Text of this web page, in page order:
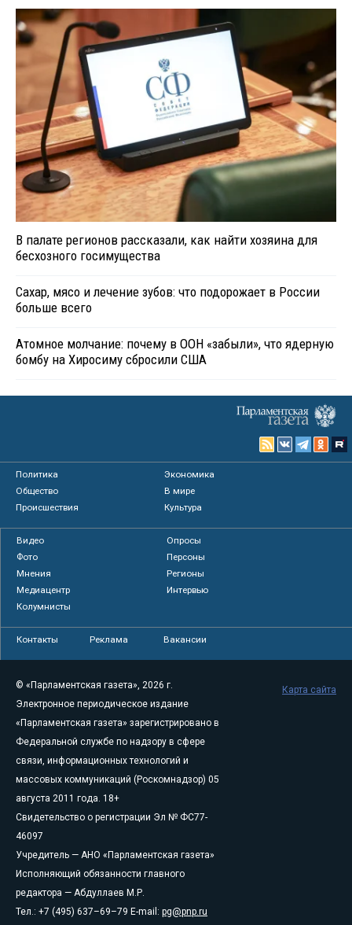
В палате регионов рассказали, как найти хозяина для
бесхозного госимущества
Сахар, мясо и лечение зубов: что подорожает в России
больше всего
Атомное молчание: почему в ООН «забыли», что ядерную
бомбу на Хиросиму сбросили США
Политика
Экономика
Общество
В мире
Происшествия
Культура
Видео
Опросы
Фото
Персоны
Мнения
Регионы
Медиацентр
Интервью
Колумнисты
Контакты Реклама Вакансии
© «Парламентская газета», 2026 г.
Электронное периодическое издание
«Парламентская газета» зарегистрировано в
Федеральной службе по надзору в сфере
связи, информационных технологий и
массовых коммуникаций (Роскомнадзор) 05
августа 2011 года. 18+
Свидетельство о регистрации Эл № ФС77-
46097
Учредитель — АНО «Парламентская газета»
Исполняющий обязанности главного
редактора — Абдуллаев М.Р.
Тел.: +7 (495) 637–69–79 E-mail: pg@pnp.ru
Карта сайта